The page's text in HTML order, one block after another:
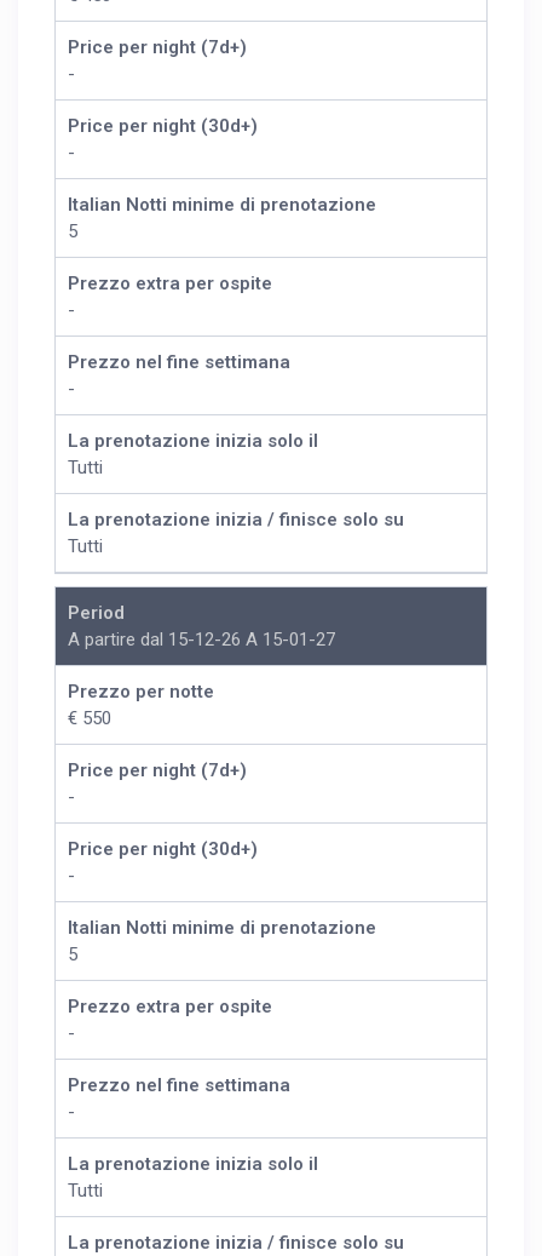
Price per night (7d+)
-
Price per night (30d+)
-
Italian Notti minime di prenotazione
5
Prezzo extra per ospite
-
Prezzo nel fine settimana
-
La prenotazione inizia solo il
Tutti
La prenotazione inizia / finisce solo su
Tutti
Period
A partire dal 15-12-26 A 15-01-27
Prezzo per notte
€ 550
Price per night (7d+)
-
Price per night (30d+)
-
Italian Notti minime di prenotazione
5
Prezzo extra per ospite
-
Prezzo nel fine settimana
-
La prenotazione inizia solo il
Tutti
La prenotazione inizia / finisce solo su